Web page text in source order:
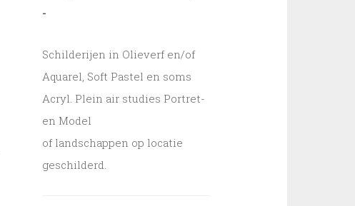
-
Schilderijen in Olieverf en/of
Aquarel, Soft Pastel en soms
Acryl. Plein air studies Portret-
en Model
of landschappen op locatie
geschilderd.